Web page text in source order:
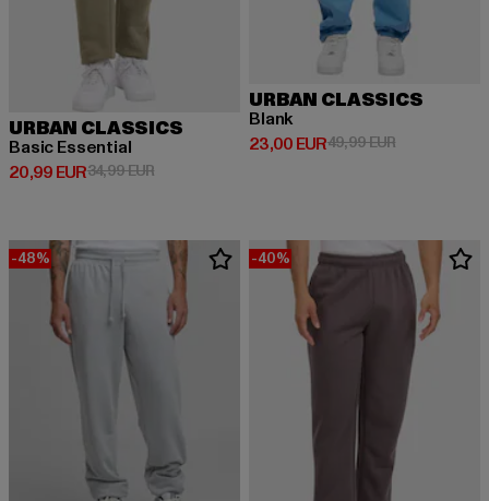
URBAN CLASSICS
Basic Essential
20,99 EUR
Derzeitiger Preis: 20,99 EUR
34,99 EURAktionspreis: 34,99 EUR
URBAN CLASSICS
Blank
23,00 EUR
Derzeitiger Preis: 23,00 EUR
49,99 EURAktionspreis:
-48% -40%